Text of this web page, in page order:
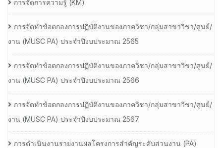
การจัดการความรู้ (KM)
การจัดทำข้อตกลงการปฏิบัติงานของภาควิชา/กลุ่มสาขาวิชา/ศูนย์/
งาน (MUSC PA) ประจำปีงบประมาณ 2565
การจัดทำข้อตกลงการปฏิบัติงานของภาควิชา/กลุ่มสาขาวิชา/ศูนย์/
งาน (MUSC PA) ประจำปีงบประมาณ 2566
การจัดทำข้อตกลงการปฏิบัติงานของภาควิชา/กลุ่มสาขาวิชา/ศูนย์/
งาน (MUSC PA) ประจำปีงบประมาณ 2567
การดำเนินงานรายงานผลโครงการสำคัญระดับส่วนงาน (PA)